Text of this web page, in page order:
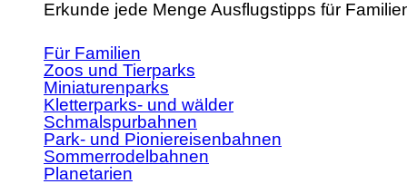
Erkunde jede Menge Ausflugstipps für
Für Familien
Zoos und Tierparks
Miniaturenparks
Kletterparks- und wälder
Schmalspurbahnen
Park- und Pioniereisenbahnen
Sommerrodelbahnen
Planetarien